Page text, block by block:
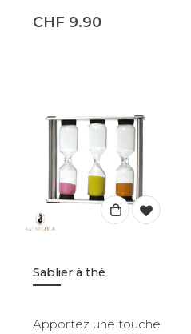
CHF 9.90
Sablier à thé
Apportez une touche